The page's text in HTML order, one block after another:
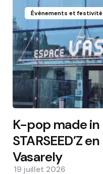
Événements et
K-pop made in
STARSEED’Z
Vasarely
19 juillet 2026